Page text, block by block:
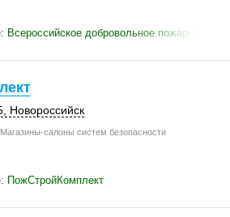
Всероссийское добровольное пожарное
Новороссийск
Магазины-салоны систем безопасности
ПожСтройКомплект